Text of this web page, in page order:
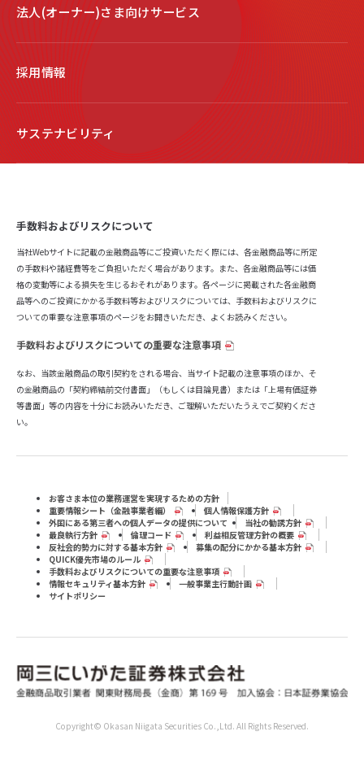
法人(オーナー)さま向けサービス
採用情報
サステナビリティ
手数料およびリスクについて
当社Webサイトに記載の金融商品等にご投資いただく際には、各金融商品等に所定
の手数料や諸経費等をご負担いただく場合があります。また、各金融商品等には価
格の変動等による損失を生じるおそれがあります。各ページに掲載された各金融商
品等へのご投資にかかる手数料等およびリスクについては、手数料およびリスクに
ついての重要な注意事項のページをお開きいただき、よくお読みください。
手数料およびリスクについての重要な注意事項
なお、当該金融商品の取引契約をされる場合、当サイト記載の注意事項のほか、そ
の金融商品の「契約締結前交付書面」（もしくは目論見書）または「上場有価証券
等書面」等の内容を十分にお読みいただき、ご理解いただいたうえでご契約くださ
い。
お客さま本位の業務運営を実現するための方針
重要情報シート（⾦融事業者編）
個人情報保護方針
外国にある第三者への個人データの提供について
当社の勧誘方針
最良執行方針
倫理コード
利益相反管理方針の概要
反社会的勢力に対する基本方針
募集の配分にかかる基本方針
QUICK優先市場のルール
手数料およびリスクについての重要な注意事項
情報セキュリティ基本方針
一般事業主行動計画
サイトポリシー
Copyright© Okasan Niigata Securities Co.,Ltd. All Rights Reserved.